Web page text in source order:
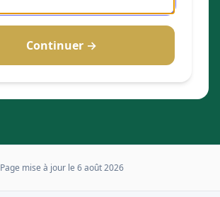
Continuer →
Page mise à jour le 6 août 2026